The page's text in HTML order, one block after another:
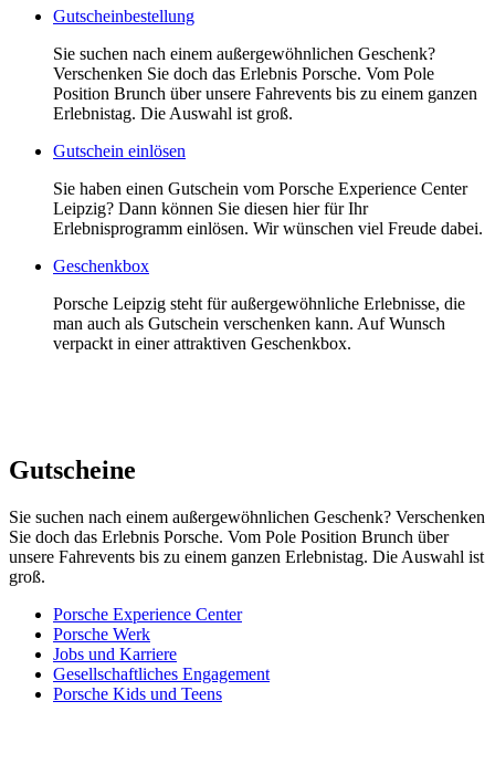
Gutscheinbestellung
Sie suchen nach einem außergewöhnlichen Geschenk?
Verschenken Sie doch das Erlebnis Porsche. Vom Pole
Position Brunch über unsere Fahrevents bis zu einem ganzen
Erlebnistag. Die Auswahl ist groß.
Gutschein einlösen
Sie haben einen Gutschein vom Porsche Experience Center
Leipzig? Dann können Sie diesen hier für Ihr
Erlebnisprogramm einlösen. Wir wünschen viel Freude dabei.
Geschenkbox
Porsche Leipzig steht für außergewöhnliche Erlebnisse, die
man auch als Gutschein verschenken kann. Auf Wunsch
verpackt in einer attraktiven Geschenkbox.
Gutscheine
Sie suchen nach einem außergewöhnlichen Geschenk? Verschenken
Sie doch das Erlebnis Porsche. Vom Pole Position Brunch über
unsere Fahrevents bis zu einem ganzen Erlebnistag. Die Auswahl ist
groß.
Porsche Experience Center
Porsche Werk
Jobs und Karriere
Gesellschaftliches Engagement
Porsche Kids und Teens